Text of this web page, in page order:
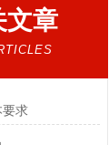
文章
要求